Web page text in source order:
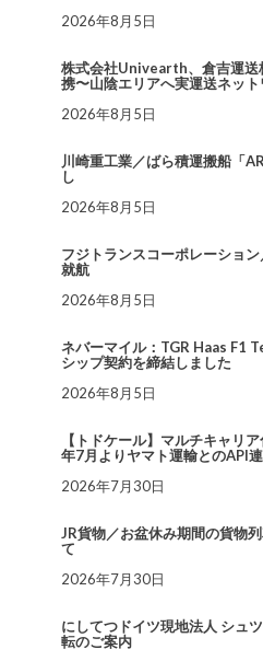
2026年8月5日
株式会社Univearth、倉吉運送
携〜山陰エリアへ実運送ネッ
2026年8月5日
川崎重工業／ばら積運搬船「
し
2026年8月5日
フジトランスコーポレーション
就航
2026年8月5日
ネバーマイル：TGR Haas F1
シップ契約を締結しました
2026年8月5日
【トドケール】マルチキャリ
年7月よりヤマト運輸とのAPI
2026年7月30日
JR貨物／お盆休み期間の貨物
て
2026年7月30日
にしてつドイツ現地法人 シュ
転のご案内